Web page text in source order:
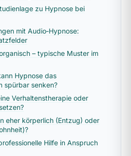
zu Hypnose bei
mit Audio‑Hypnose:
– typische Muster im
Hypnose das
spürbar senken?
Verhaltenstherapie oder
eher körperlich (Entzug) oder
Hilfe in Anspruch